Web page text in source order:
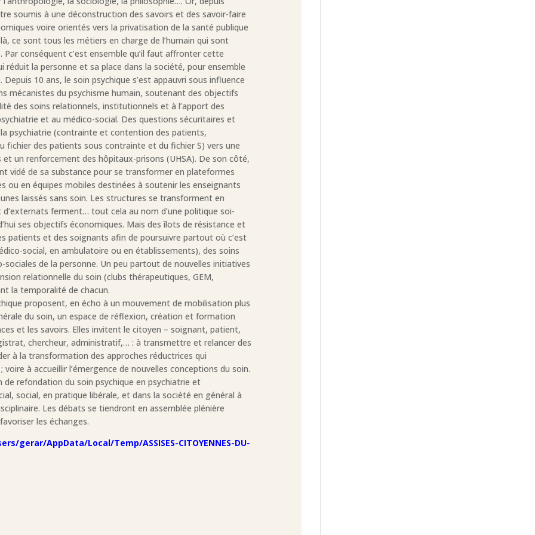
soumis à une déconstruction des savoirs et des savoir-faire
voire orientés vers la privatisation de la santé publique
ce sont tous les métiers en charge de l’humain qui sont
conséquent c’est ensemble qu’il faut affronter cette
la personne et sa place dans la société, pour ensemble
10 ans, le soin psychique s’est appauvri sous influence
mécanistes du psychisme humain, soutenant des objectifs
des soins relationnels, institutionnels et à l’apport des
et au médico-social. Des questions sécuritaires et
psychiatrie (contrainte et contention des patients,
fichier des patients sous contrainte et du fichier S) vers une
un renforcement des hôpitaux-prisons (UHSA). De son côté,
vidé de sa substance pour se transformer en plateformes
ou en équipes mobiles destinées à soutenir les enseignants
laissés sans soin. Les structures se transforment en
ferment… tout cela au nom d’une politique soi-
ses objectifs économiques. Mais des îlots de résistance et
patients et des soignants afin de poursuivre partout où c’est
social, en ambulatoire ou en établissements), des soins
de la personne. Un peu partout de nouvelles initiatives
relationnelle du soin (clubs thérapeutiques, GEM,
la temporalité de chacun.
proposent, en écho à un mouvement de mobilisation plus
du soin, un espace de réflexion, création et formation
et les savoirs. Elles invitent le citoyen – soignant, patient,
chercheur, administratif,… : à transmettre et relancer des
à la transformation des approches réductrices qui
voire à accueillir l’émergence de nouvelles conceptions du soin.
de refondation du soin psychique en psychiatrie et
social, en pratique libérale, et dans la société en général à
Les débats se tiendront en assemblée plénière
les échanges.
gerar/AppData/Local/Temp/ASSISES-CITOYENNES-DU-